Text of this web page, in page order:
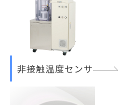
非接触温度センサ